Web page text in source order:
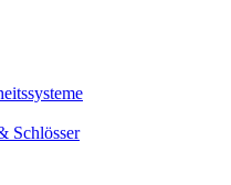
Schlösser